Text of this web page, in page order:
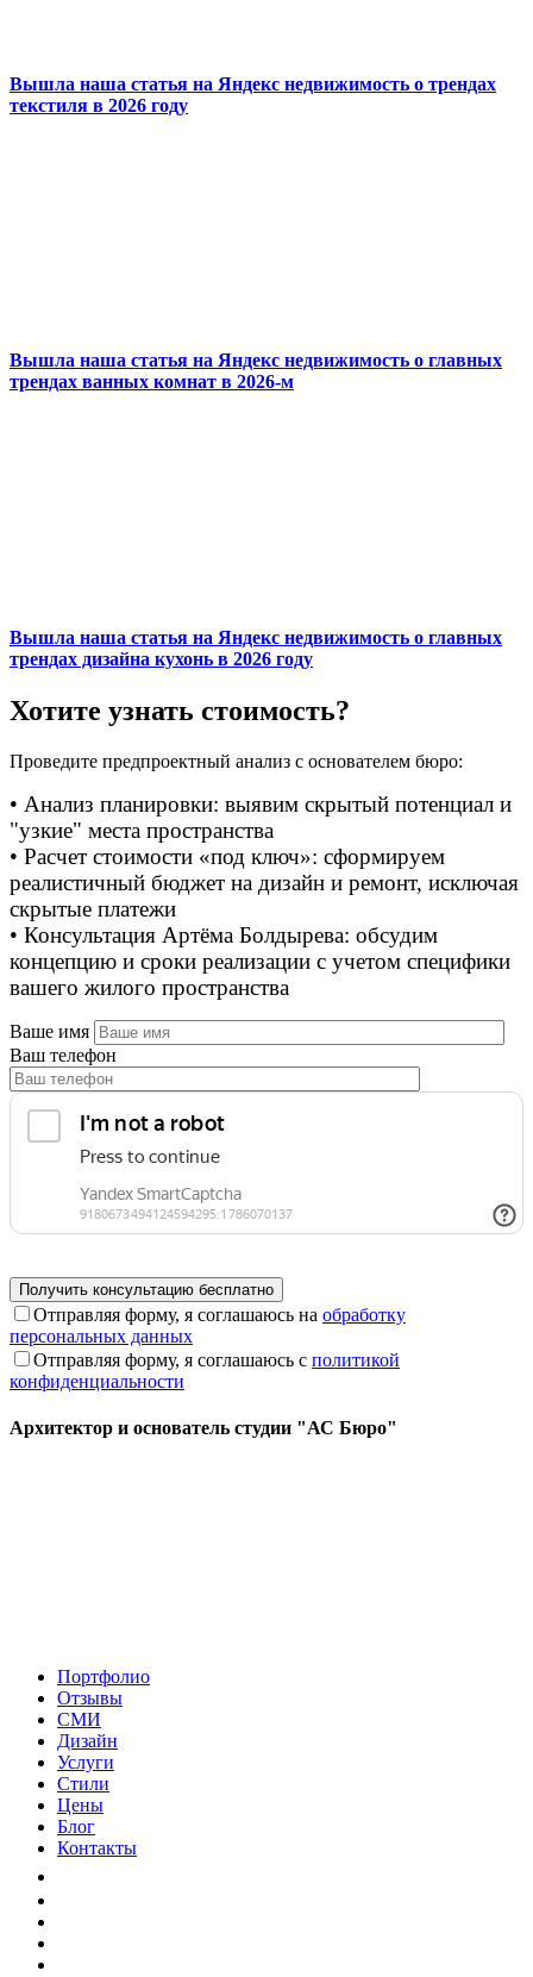
Вышла наша статья на Яндекс недвижимость о трендах
текстиля в 2026 году
Вышла наша статья на Яндекс недвижимость о главных
трендах ванных комнат в 2026-м
Вышла наша статья на Яндекс недвижимость о главных
трендах дизайна кухонь в 2026 году
Хотите узнать стоимость?
Проведите предпроектный анализ с основателем бюро:
• Анализ планировки: выявим скрытый потенциал и
"узкие" места пространства
• Расчет стоимости «под ключ»: сформируем
реалистичный бюджет на дизайн и ремонт, исключая
скрытые платежи
• Консультация Артёма Болдырева: обсудим
концепцию и сроки реализации с учетом специфики
вашего жилого пространства
Ваше имя
Ваш телефон
Отправляя форму, я соглашаюсь на обработку
персональных данных
Отправляя форму, я соглашаюсь с политикой
конфиденциальности
Архитектор и основатель студии "АС Бюро"
Портфолио
Отзывы
СМИ
Дизайн
Услуги
Стили
Цены
Блог
Контакты